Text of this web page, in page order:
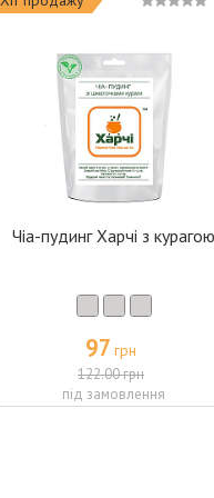
Чіа-пудинг Харчі з курагою
97 грн
122.00 грн
під замовлення